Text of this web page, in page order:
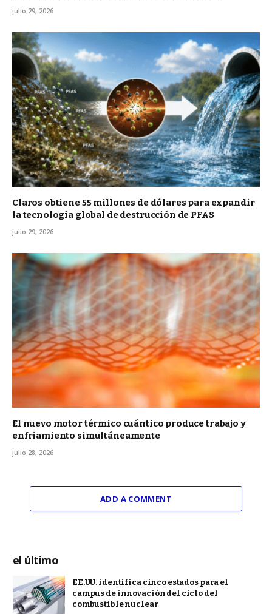
julio 29, 2026
Claros obtiene 55 millones de dólares para expandir
la tecnología global de destrucción de PFAS
julio 29, 2026
El nuevo motor térmico cuántico produce trabajo y
enfriamiento simultáneamente
julio 28, 2026
ADD A COMMENT
el último
EE.UU. identifica cinco estados para el
campus de innovación del ciclo del
combustible nuclear